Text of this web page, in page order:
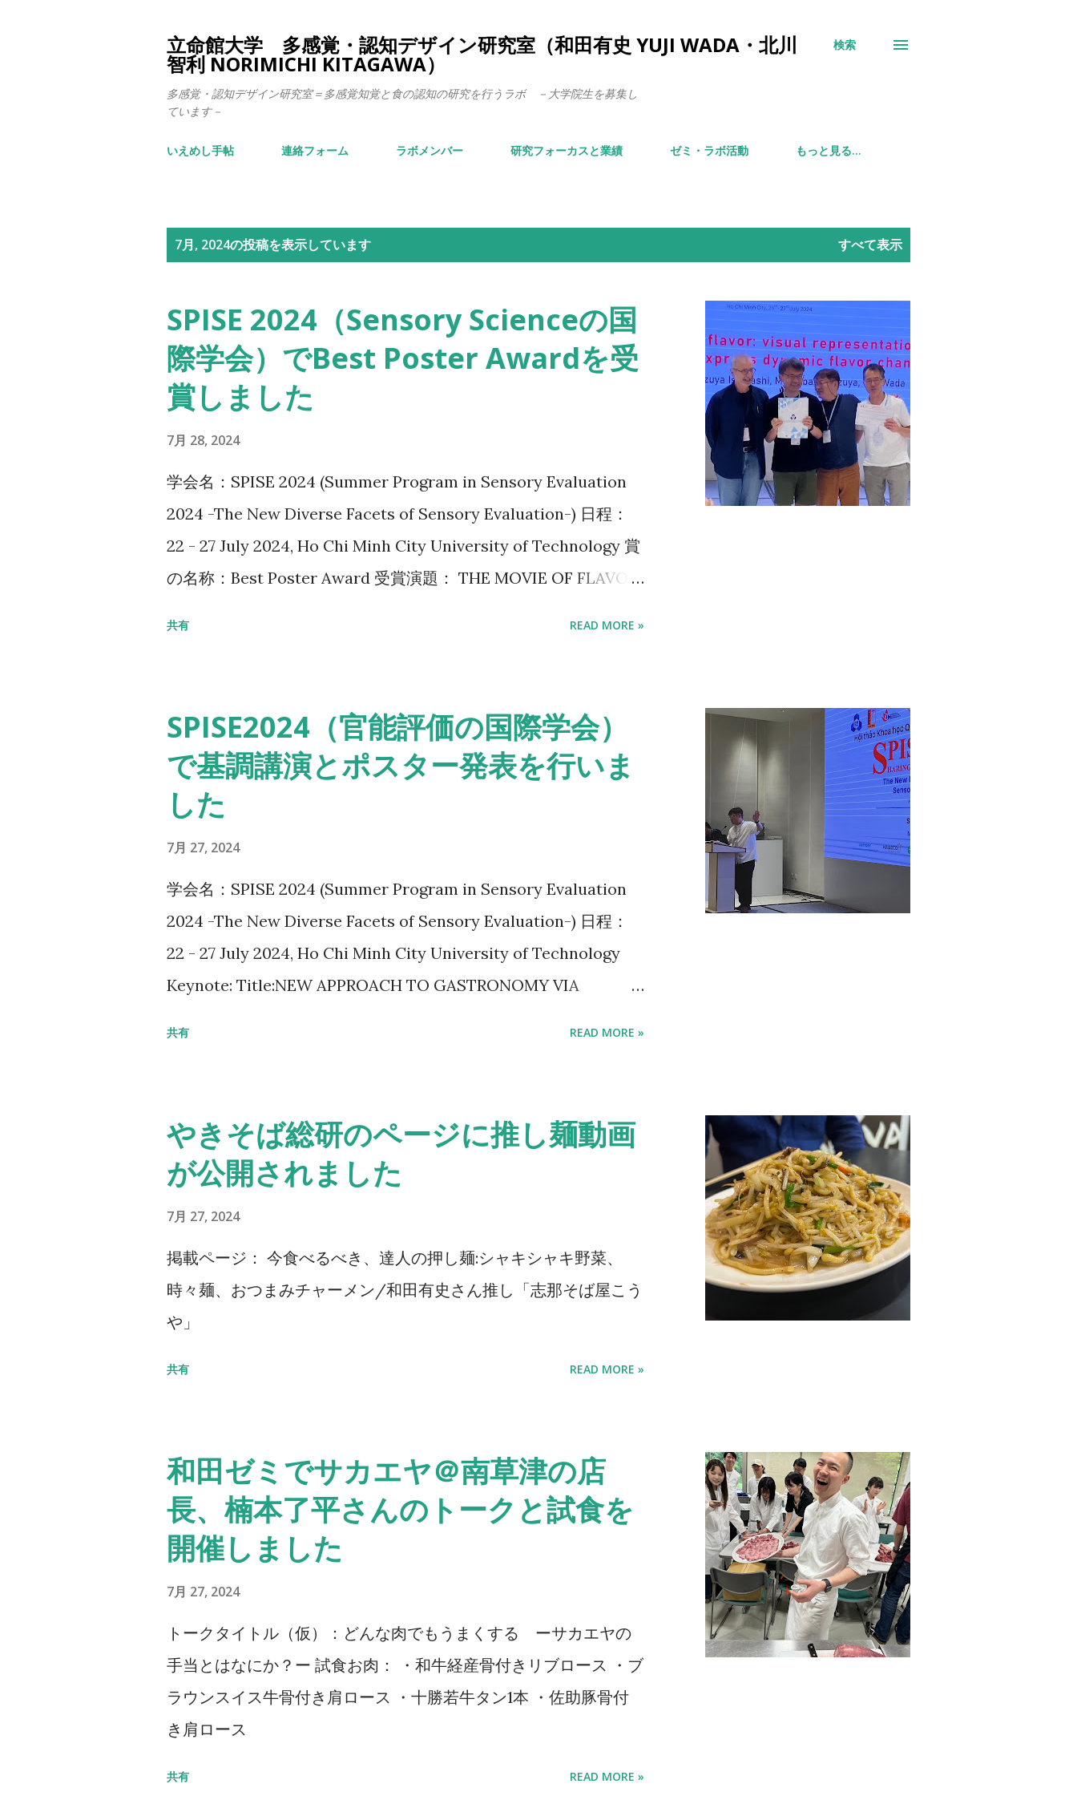
立命館大学 多感覚・認知デザイン研究室（和田有史 YUJI WADA・北川
智利 NORIMICHI KITAGAWA）
多感覚・認知デザイン研究室＝多感覚知覚と食の認知の研究を行うラボ －大学院生を募集し
ています－
検索
いえめし手帖 連絡フォーム ラボメンバー 研究フォーカスと業績 ゼミ・ラボ活動 もっと見る…
7月, 2024の投稿を表示しています すべて表示
SPISE 2024（Sensory Scienceの国
際学会）でBest Poster Awardを受
賞しました
7月 28, 2024
学会名：SPISE 2024 (Summer Program in Sensory Evaluation
2024 -The New Diverse Facets of Sensory Evaluation-) 日程：
22 - 27 July 2024, Ho Chi Minh City University of Technology 賞
の名称：Best Poster Award 受賞演題： THE MOVIE OF FLAVOR:
purpose of this study was to visually represent the dynamic
changes in flavor profiles during consumption, critical to
understanding the emotional impact of flavors on consumers
but which has so far been challenging to depict with standard
(TDS) method to gather dynamic data on its flavor
characteristics. Additionally, we applied the Semantic
Differential (SD) method to align flavor attributes and visual
elements within the same psychological space, establishing
correlations between specific flavor experiences and...
共有 READ MORE »
SPISE2024（官能評価の国際学会）
で基調講演とポスター発表を行いま
した
7月 27, 2024
学会名：SPISE 2024 (Summer Program in Sensory Evaluation
2024 -The New Diverse Facets of Sensory Evaluation-) 日程：
22 - 27 July 2024, Ho Chi Minh City University of Technology
Keynote: Title:NEW APPROACH TO GASTRONOMY VIA
to gastronomy through multisensory cognitive science,
henceforth referred to as "Gastro-Cognitive Science" (GCS).
This interdisciplinary field aims to unravel the cognitive
multisensory integration mechanisms, while considering
individual biological and cultural backgrounds. Utilizing
revolutionize flavor transmission and create novel food
共有 READ MORE »
やきそば総研のページに推し麺動画
が公開されました
7月 27, 2024
掲載ページ： 今食べるべき、達人の押し麺:シャキシャキ野菜、
時々麺、おつまみチャーメン/和田有史さん推し「志那そば屋こう
や」
共有 READ MORE »
和田ゼミでサカエヤ＠南草津の店
長、楠本了平さんのトークと試食を
開催しました
7月 27, 2024
トークタイトル（仮）：どんな肉でもうまくする ーサカエヤの
手当とはなにか？ー 試食お肉： ・和牛経産骨付きリブロース ・ブ
ラウンスイス牛骨付き肩ロース ・十勝若牛タン1本 ・佐助豚骨付
き肩ロース
共有 READ MORE »